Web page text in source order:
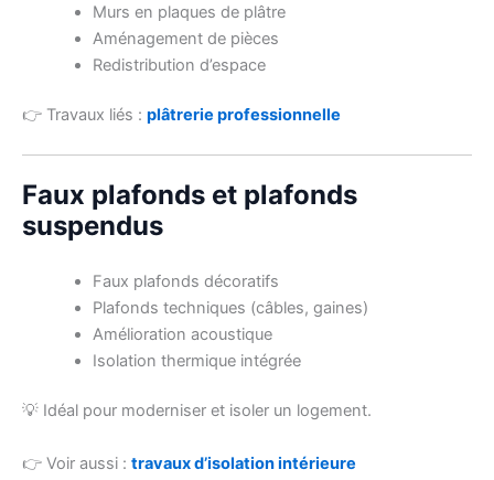
Murs en plaques de plâtre
Aménagement de pièces
Redistribution d’espace
👉 Travaux liés : plâtrerie professionnelle
Faux plafonds et plafonds
suspendus
Faux plafonds décoratifs
Plafonds techniques (câbles, gaines)
Amélioration acoustique
Isolation thermique intégrée
💡 Idéal pour moderniser et isoler un logement.
👉 Voir aussi : travaux d’isolation intérieure